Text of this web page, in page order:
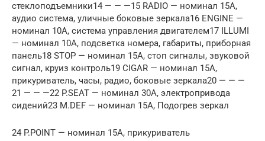
стеклоподъемники14 — — —15 RADIO — номинал 15A,
аудио система, уличные боковые зеркала16 ENGINE —
номинал 10A, система управления двигателем17 ILLUMI
— номинал 10A, подсветка номера, габариты, приборная
панель18 STOP — номинал 15A, стоп сигналы, звуковой
сигнал, круиз контроль19 CIGAR — номинал 15A,
прикуриватель, часы, радио, боковые зеркала20 — — —
21 — — —22 P.SEAT — номинал 30A, электропривода
сидений23 M.DEF — номинал 15A, Подогрев зеркал
24 P.POINT — номинал 15A, прикуриватель